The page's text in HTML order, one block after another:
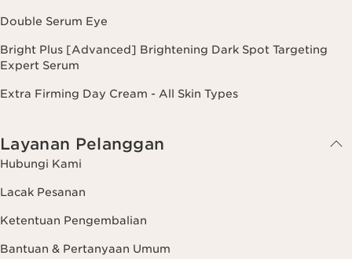
Double Serum Eye
Bright Plus [Advanced] Brightening Dark Spot Targeting
Expert Serum
Extra Firming Day Cream - All Skin Types
Layanan Pelanggan
Hubungi Kami
Lacak Pesanan
Ketentuan Pengembalian
Bantuan & Pertanyaan Umum